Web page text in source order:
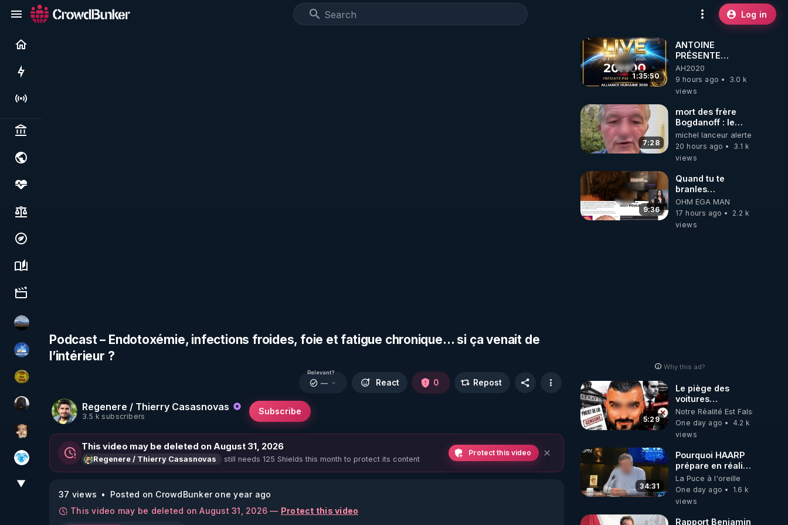
Log in
Live
Politics & institutions
Society, justice & freedoms
Economy, environment & technology
Science, history & spirituality
Culture, media & entertainment
michel lanceur alerte
PAROLE LIBRE
CDS pour TOUS
TrueMedia
DataCenter
A.D.N.M
▼
Podcast – Endotoxémie, infections froides, foie et fatigue chronique… si ça venait de
l’intérieur ?
Regenere / Thierry Casasnovas
3.5 k subscribers
Subscribe
Relevant?
— React 0 Repost
This video may be deleted on August 31, 2026
Regenere / Thierry Casasnovas still needs 125 Shields this month to protect its content
Protect this video
37 views
Posted on CrowdBunker one year ago
This video may be deleted on August 31, 2026 — Protect this video
1:35:50
ANTOINE
PRÉSENTE
AH2020 LE LIVE
20H ***DU
06/08/2026***
AH2020
9 hours ago
3.0 k
views
7:28
mort des frère
Bogdanoff : le
mensonge d état
michel lanceur alerte
20 hours ago
3.1 k
views
9:36
Quand tu te
branles
bonhomme tu
émets des ondes
ils ont juste omis
OHM ÉGA MAN
17 hours ago
2.2 k
views
Why this ad?
5:29
Le piège des
voitures
électriques se
referme sur les
usagers !
Notre Réalité Est Falsifiée Et
One day ago
4.2 k
views
34:31
Pourquoi HAARP
prépare en réalité
un CHAOS
climatique, on
répond
La Puce à l'oreille
One day ago
1.6 k
views
Rapport Benjamin